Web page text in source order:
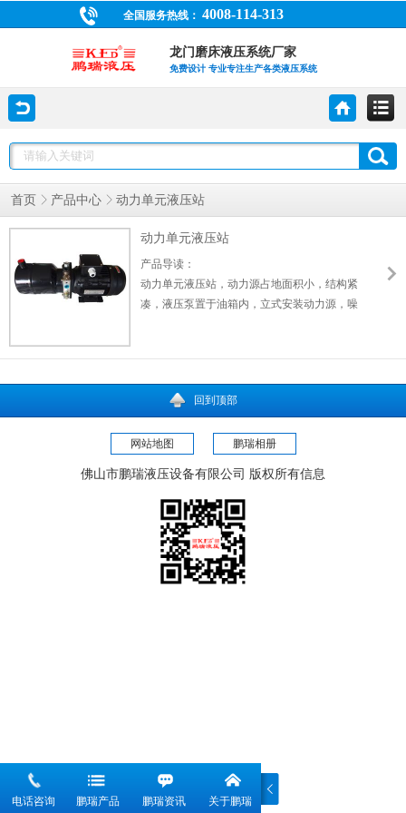
全国服务热线： 4008-114-313
龙门磨床液压系统厂家
免费设计 专业专注生产各类液压系统
首页 产品中心 动力单元液压站
动力单元液压站
产品导读：
动力单元液压站，动力源占地面积小，结构紧
凑，液压泵置于油箱内，立式安装动力源，噪
度，以防液压泵油口处产生过大的真空度，造
成吸空或气穴现象。
订做或了解更多具体参数，欢迎来人来电咨
回到顶部
网站地图 鹏瑞相册
佛山市鹏瑞液压设备有限公司 版权所有信息
电话咨询 鹏瑞产品 鹏瑞资讯 关于鹏瑞